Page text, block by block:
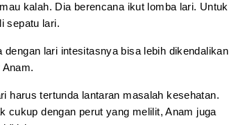
kalah. Dia berencana ikut lomba lari. Untuk
sepatu lari.
lari intesitasnya bisa lebih dikendalikan
harus tertunda lantaran masalah kesehatan.
cukup dengan perut yang melilit, Anam juga